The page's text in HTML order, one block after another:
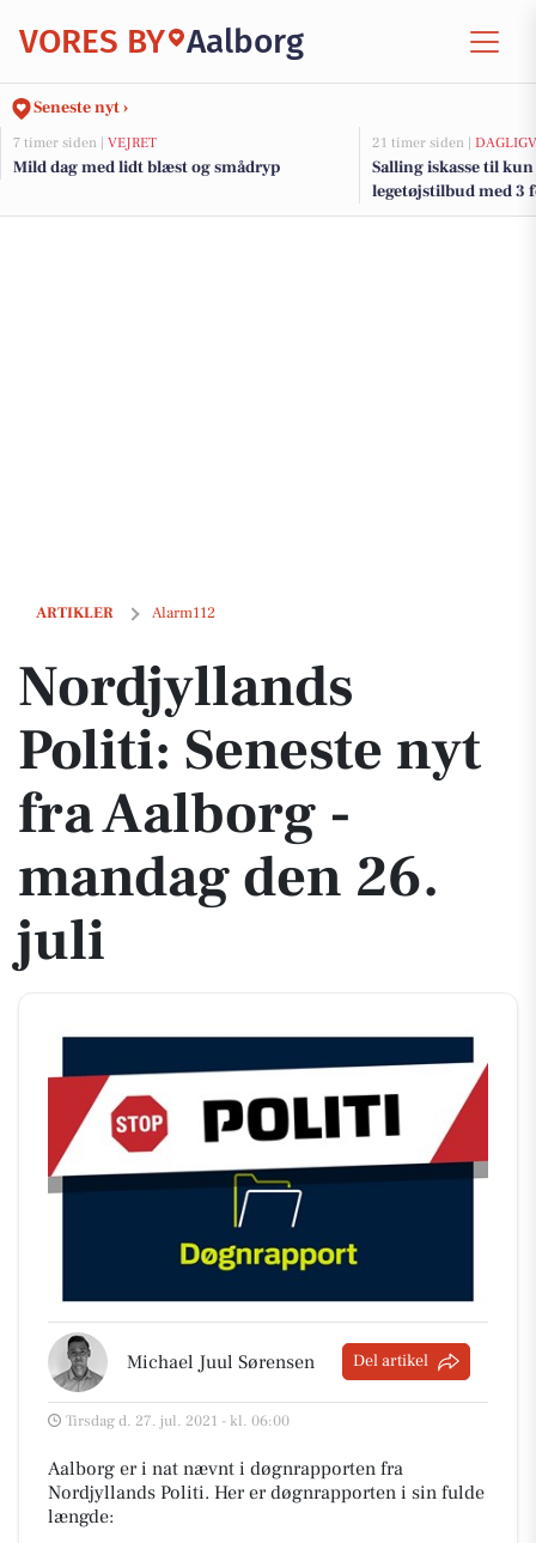
VORES BY Aalborg
Seneste nyt ›
7 timer siden | VEJRET
Mild dag med lidt blæst og smådryp
21 timer siden |
Salling iskasse til
legetøjstilbud med 3
ARTIKLER Alarm112
Nordjyllands Politi: Seneste nyt fra Aalborg - mandag den 26. juli
Nordjyllands
Politi: Seneste nyt
fra Aalborg -
mandag den 26.
juli
Michael Juul Sørensen Del artikel
Tirsdag d. 27. jul. 2021 - kl. 06:00
Aalborg er i nat nævnt i døgnrapporten fra
Nordjyllands Politi. Her er døgnrapporten i sin fulde
længde: